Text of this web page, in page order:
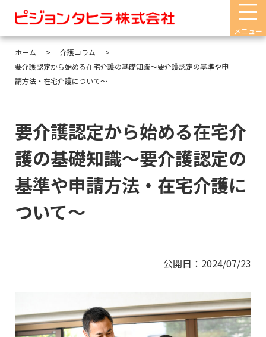
メニュー
ホーム
介護コラム
要介護認定から始める在宅介護の基礎知識～要介護認定の基準や申
請方法・在宅介護について～
要介護認定から始める在宅介
護の基礎知識～要介護認定の
基準や申請方法・在宅介護に
ついて～
公開日：2024/07/23